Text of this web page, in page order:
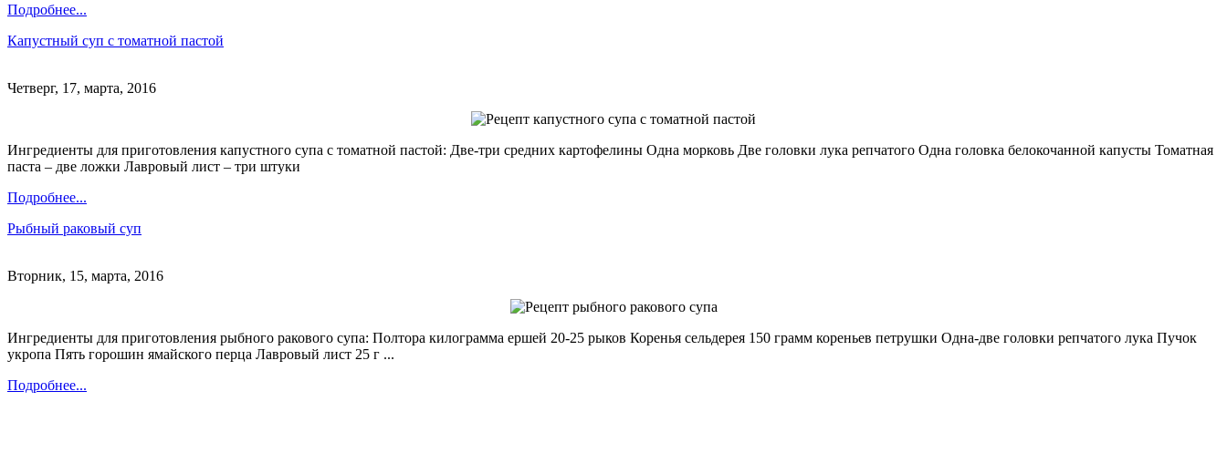
Подробнее...
Капустный суп с томатной пастой
Четверг, 17, марта, 2016
Ингредиенты для приготовления капустного супа с томатной пастой: Две-три средних картофелины Одна морковь Две головки лука репчатого Одна головка белокочанной капусты Томатная
паста – две ложки Лавровый лист – три штуки
Подробнее...
Рыбный раковый суп
Вторник, 15, марта, 2016
Ингредиенты для приготовления рыбного ракового супа: Полтора килограмма ершей 20-25 рыков Коренья сельдерея 150 грамм кореньев петрушки Одна-две головки репчатого лука Пучок
укропа Пять горошин ямайского перца Лавровый лист 25 г ...
Подробнее...